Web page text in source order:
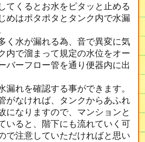
てくるとお水をピタッと止める
めはポタポタとタンク内で水漏
く水が漏れる為、音で異変に気
内で溜まって規定の水位をオー
バーフロー管を通り便器内に出
漏れを確認する事ができます。
がなければ、タンクからあふれ
になりますので、マンションと
いると、階下にも流れていく可
で注意していただければと思い